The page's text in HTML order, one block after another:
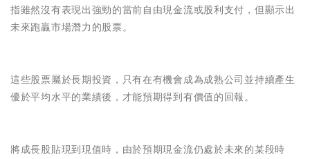
指雖然沒有表現出強勁的當前自由現金流或股利支付，但顯示出
未來跑贏市場潛力的股票。
這些股票屬於長期投資，只有在有機會成為成熟公司並持續產生
優於平均水平的業績後，才能預期得到有價值的回報。
將成長股貼現到現值時，由於預期現金流仍處於未來的某段時